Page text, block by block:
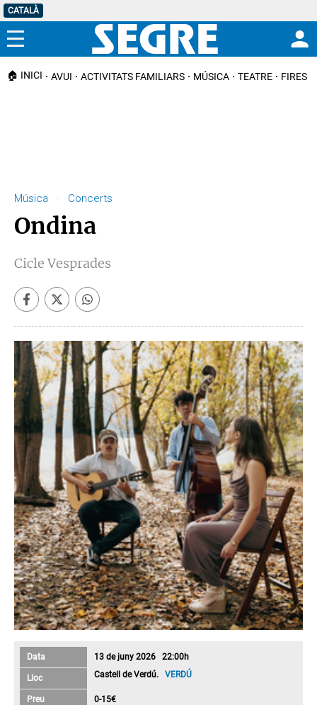
CATALÀ
Menú
🏠 INICI AVUI ACTIVITATS FAMILIARS MÚSICA TEATRE FIRES I
Música · Concerts
Ondina
Cicle Vesprades
Data 13 de juny 2026 22:00h
Lloc Castell de Verdú.VERDÚ
Preu 0-15€